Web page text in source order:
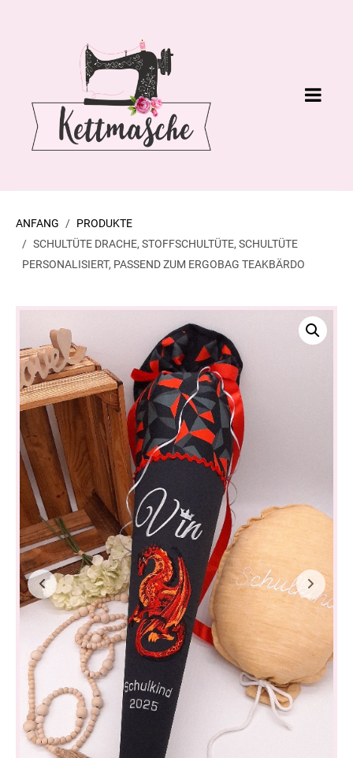
ANFANG
PRODUKTE
SCHULTÜTE DRACHE, STOFFSCHULTÜTE, SCHULTÜTE
PERSONALISIERT, PASSEND ZUM ERGOBAG TEAKBÄRDO